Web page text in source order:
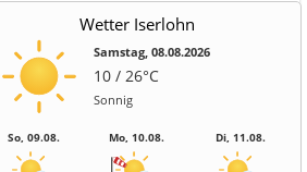
Wetter Iserlohn
Samstag, 08.08.2026
10 / 26°C
Sonnig
So, 09.08. Mo, 10.08. Di, 11.08.